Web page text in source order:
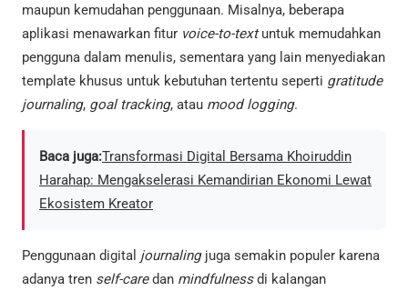
maupun kemudahan penggunaan. Misalnya, beberapa
aplikasi menawarkan fitur voice-to-textuntuk memudahkan
pengguna dalam menulis, sementara yang lain menyediakan
template khusus untuk kebutuhan tertentu seperti gratitude
journaling, goal tracking, atau mood logging.
Baca juga:​Transformasi Digital Bersama Khoiruddin
Harahap: Mengakselerasi Kemandirian Ekonomi Lewat
Ekosistem Kreator
Penggunaan digital journalingjuga semakin populer karena
adanya tren self-caredan mindfulnessdi kalangan